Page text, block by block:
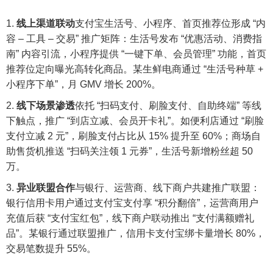
线上渠道联动支付宝生活号、小程序、首页推荐位形成 “内
容 – 工具 – 交易” 推广矩阵：生活号发布 “优惠活动、消费指
南” 内容引流，小程序提供 “一键下单、会员管理” 功能，首页
推荐位定向曝光高转化商品。某生鲜电商通过 “生活号种草 +
小程序下单”，月 GMV 增长 200%。
线下场景渗透依托 “扫码支付、刷脸支付、自助终端” 等线
下触点，推广 “到店立减、会员开卡礼”。如便利店通过 “刷脸
支付立减 2 元”，刷脸支付占比从 15% 提升至 60%；商场自
助售货机推送 “扫码关注领 1 元券”，生活号新增粉丝超 50
万。
异业联盟合作与银行、运营商、线下商户共建推广联盟：
银行信用卡用户通过支付宝支付享 “积分翻倍”，运营商用户
充值后获 “支付宝红包”，线下商户联动推出 “支付满额赠礼
品”。某银行通过联盟推广，信用卡支付宝绑卡量增长 80%，
交易笔数提升 55%。